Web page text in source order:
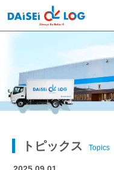
トピックス Topics